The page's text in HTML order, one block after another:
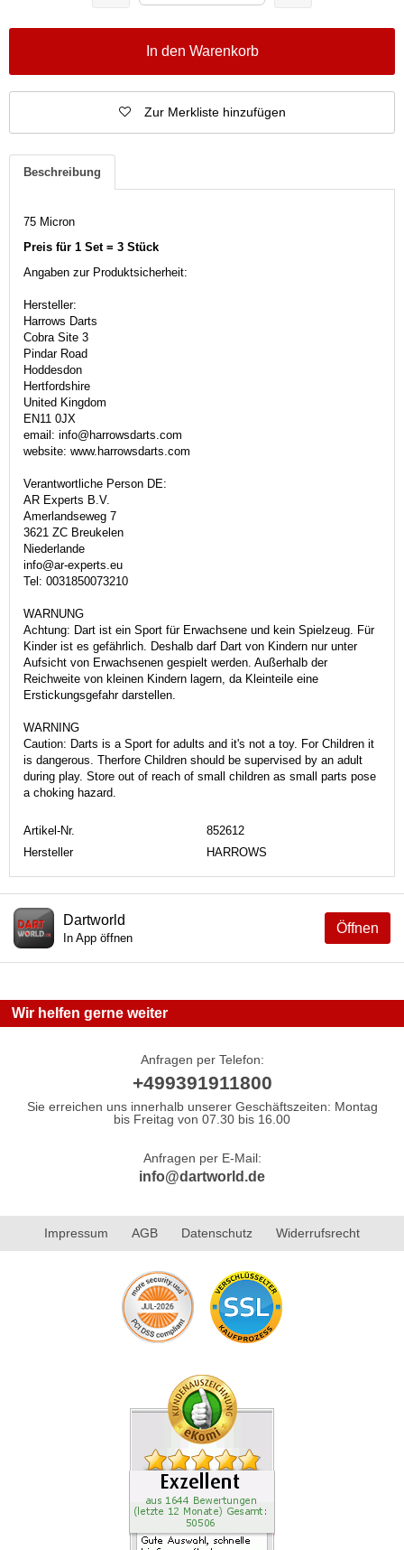
In den Warenkorb
Zur Merkliste hinzufügen
Beschreibung
75 Micron
Preis für 1 Set = 3 Stück
Angaben zur Produktsicherheit:
Hersteller:
Harrows Darts
Cobra Site 3
Pindar Road
Hoddesdon
Hertfordshire
United Kingdom
EN11 0JX
email: info@harrowsdarts.com
website: www.harrowsdarts.com
Verantwortliche Person DE:
AR Experts B.V.
Amerlandseweg 7
3621 ZC Breukelen
Niederlande
info@ar-experts.eu
Tel: 0031850073210
WARNUNG
Achtung: Dart ist ein Sport für Erwachsene und kein Spielzeug. Für
Kinder ist es gefährlich. Deshalb darf Dart von Kindern nur unter
Aufsicht von Erwachsenen gespielt werden. Außerhalb der
Reichweite von kleinen Kindern lagern, da Kleinteile eine
Erstickungsgefahr darstellen.
WARNING
Caution: Darts is a Sport for adults and it's not a toy. For Children it
is dangerous. Therfore Children should be supervised by an adult
during play. Store out of reach of small children as small parts pose
a choking hazard.
Artikel-Nr.
852612
Hersteller
HARROWS
Öffnen
Dartworld
In App öffnen
Wir helfen gerne weiter
Anfragen per Telefon:
+499391911800
Sie erreichen uns innerhalb unserer Geschäftszeiten: Montag
bis Freitag von 07.30 bis 16.00
Anfragen per E-Mail:
info@dartworld.de
Impressum AGB Datenschutz Widerrufsrecht